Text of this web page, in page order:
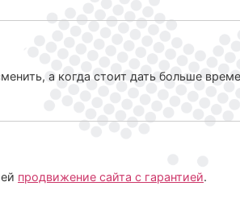
а когда стоит дать больше
продвижение сайта с гарантией.